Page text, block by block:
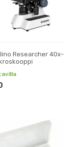
Researcher 40x-